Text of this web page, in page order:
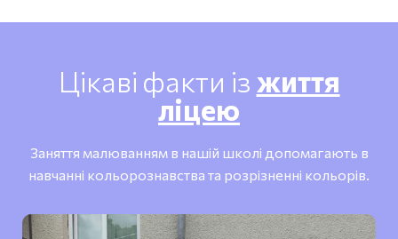
Цікаві факти із життя
ліцею
Заняття малюванням в нашій школі допомагають в
навчанні кольорознавства та розрізненні кольорів.